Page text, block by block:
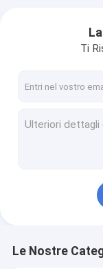
Briciole di
Salsa di
Ti
Le Nostre